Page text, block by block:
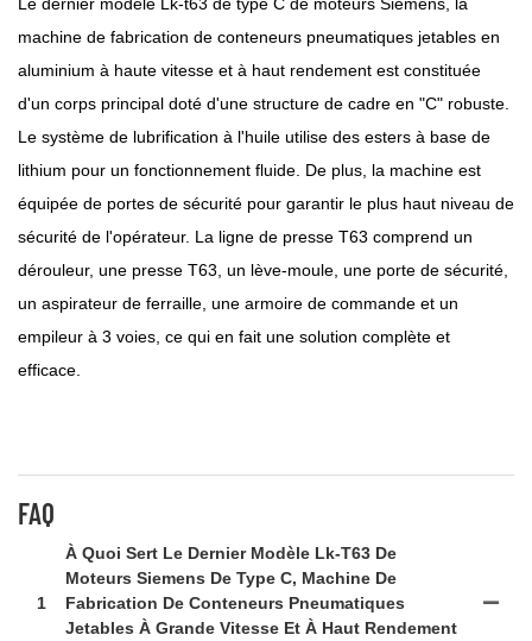
machine de fabrication de conteneurs pneumatiques jetables en
aluminium à haute vitesse et à haut rendement est constituée
d'un corps principal doté d'une structure de cadre en "C" robuste.
Le système de lubrification à l'huile utilise des esters à base de
lithium pour un fonctionnement fluide. De plus, la machine est
équipée de portes de sécurité pour garantir le plus haut niveau de
sécurité de l'opérateur. La ligne de presse T63 comprend un
dérouleur, une presse T63, un lève-moule, une porte de sécurité,
un aspirateur de ferraille, une armoire de commande et un
empileur à 3 voies, ce qui en fait une solution complète et
efficace.
FAQ
1
À Quoi Sert Le Dernier Modèle Lk-T63 De
Moteurs Siemens De Type C, Machine De
Fabrication De Conteneurs Pneumatiques
Jetables À Grande Vitesse Et À Haut Rendement